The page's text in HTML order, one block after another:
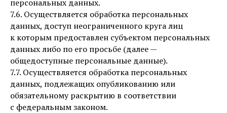
персональных данных.
7.6. Осуществляется обработка персональных
данных, доступ неограниченного круга лиц
к которым предоставлен субъектом персональных
данных либо по его просьбе (далее —
общедоступные персональные данные).
7.7. Осуществляется обработка персональных
данных, подлежащих опубликованию или
обязательному раскрытию в соответствии
с федеральным законом.